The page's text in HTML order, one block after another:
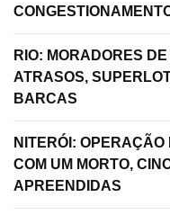
RIO: MORADORES
ATRASOS,
BARCAS
NITERÓI:
COM UM MORTO,
APREENDIDAS